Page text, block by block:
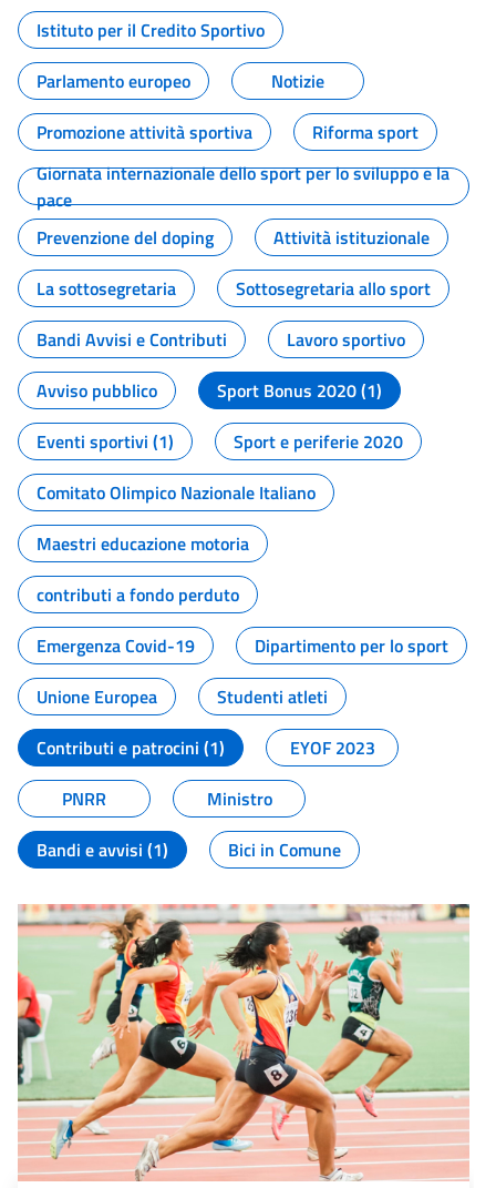
Istituto per il Credito Sportivo
Parlamento europeo
Notizie
Promozione attività sportiva
Riforma sport
Giornata internazionale dello sport per lo sviluppo e la
pace
Prevenzione del doping
Attività istituzionale
La sottosegretaria
Sottosegretaria allo sport
Bandi Avvisi e Contributi
Lavoro sportivo
Avviso pubblico
Sport Bonus 2020 (1)
Eventi sportivi (1)
Sport e periferie 2020
Comitato Olimpico Nazionale Italiano
Maestri educazione motoria
contributi a fondo perduto
Emergenza Covid-19
Dipartimento per lo sport
Unione Europea
Studenti atleti
Contributi e patrocini (1)
EYOF 2023
PNRR
Ministro
Bandi e avvisi (1)
Bici in Comune